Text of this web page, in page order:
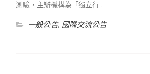
測驗，主辦機構為「獨立行…
一般公告, 國際交流公告